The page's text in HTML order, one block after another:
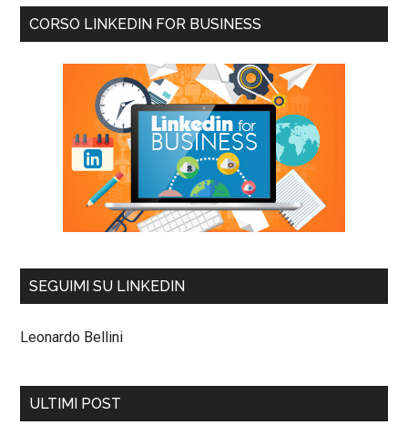
CORSO LINKEDIN FOR BUSINESS
SEGUIMI SU LINKEDIN
Leonardo Bellini
ULTIMI POST